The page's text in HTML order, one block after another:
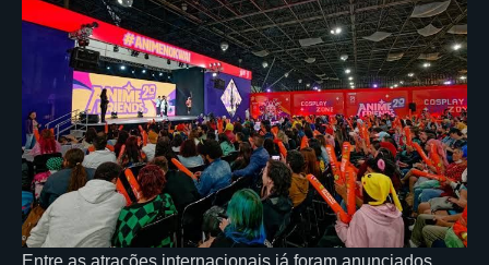
Entre as atrações internacionais já foram anunciados